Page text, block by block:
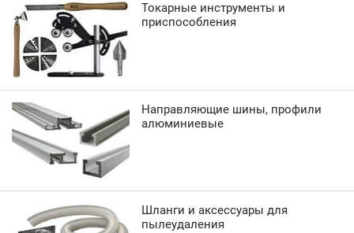
Токарные инструменты и
приспособления
Направляющие шины, профили
алюминиевые
Шланги и аксессуары для
пылеудаления